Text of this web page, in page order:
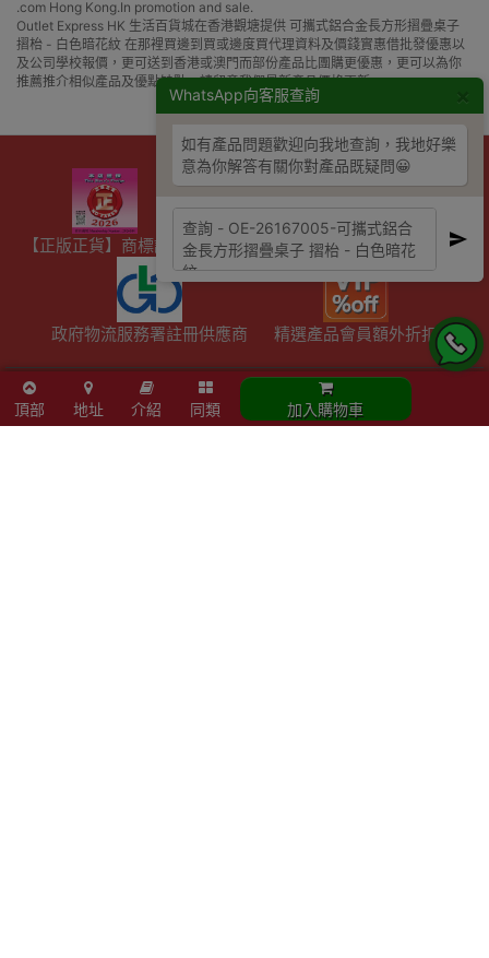
.com Hong Kong.In promotion and sale.
Outlet Express HK 生活百貨城在香港觀塘提供 可攜式鋁合金長方形摺疊桌子
摺枱 - 白色暗花紋 在那裡買邊到買或邊度買代理資料及價錢實惠借批發優惠以
及公司學校報價，更可送到香港或澳門而部份產品比團購更優惠，更可以為你
推薦推介相似產品及優點缺點，請留意我們最新產品價格更新。
WhatsApp向客服查詢
如有產品問題歡迎向我地查詢，我地好樂
意為你解答有關你對產品既疑問😀
頂部 地址 介紹 同類 加入購物車
【正版正貨】商標認證 優網店認證 滿HKD600免費送貨
政府物流服務署註冊供應商 精選產品會員額外折扣
陳列室資料